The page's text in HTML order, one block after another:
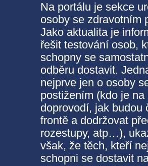
Na portálu je sekce
osoby se zdravotním
Jako aktualita je
řešit testování osob,
schopny se
odběru dostavit.
nejprve jen o osoby
postižením (kdo je na
doprovodí, jak budou
frontě a dodržovat
rozestupy, atp…),
však, že těch, kteří
schopni se dostavit